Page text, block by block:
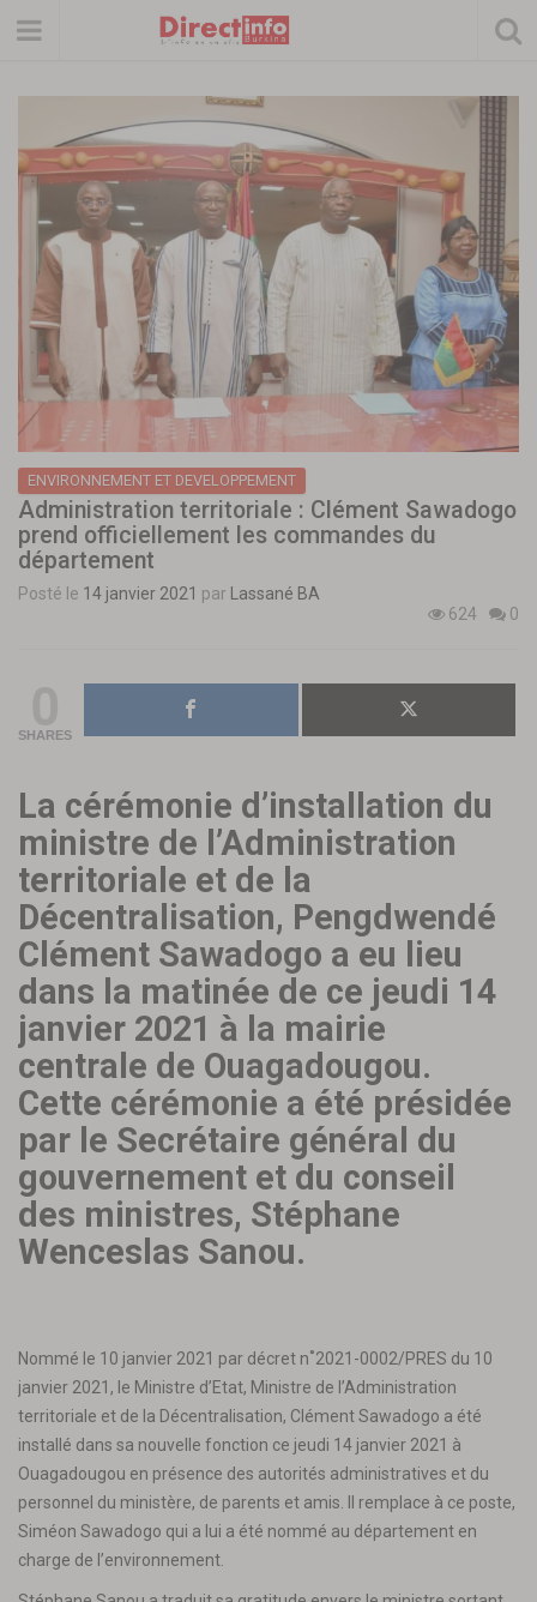
ENVIRONNEMENT ET DEVELOPPEMENT
Administration territoriale : Clément Sawadogo
prend officiellement les commandes du
département
Posté le 14 janvier 2021 par
Lassané BA
624
0
SHARES
La cérémonie d’installation du
ministre de l’Administration
territoriale et de la
Décentralisation, Pengdwendé
Clément Sawadogo a eu lieu
dans la matinée de ce jeudi 14
janvier 2021 à la mairie
centrale de Ouagadougou.
Cette cérémonie a été présidée
par le Secrétaire général du
gouvernement et du conseil
des ministres, Stéphane
Wenceslas Sanou.
Nommé le 10 janvier 2021 par décret n˚2021-0002/PRES du 10
janvier 2021, le Ministre d’Etat, Ministre de l’Administration
territoriale et de la Décentralisation, Clément Sawadogo a été
installé dans sa nouvelle fonction ce jeudi 14 janvier 2021 à
Ouagadougou en présence des autorités administratives et du
personnel du ministère, de parents et amis. Il remplace à ce poste,
Siméon Sawadogo qui a lui a été nommé au département en
charge de l’environnement.